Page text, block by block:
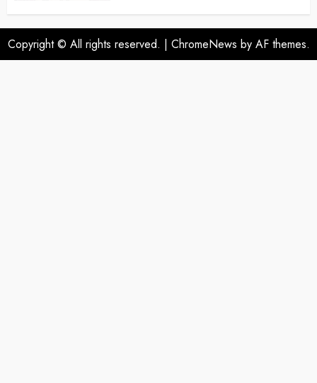
Copyright © All rights reserved. | ChromeNews by AF themes.